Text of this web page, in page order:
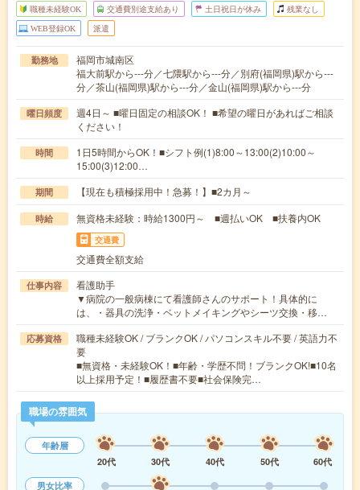
職種未経験OK 交通費別途支給あり 土日祝日が休み 残業なし
WEB登録OK 派遣
勤務地
福岡市城南区
福大前駅から---分／七隈駅から---分／別府(福岡県)駅から---
分／茶山(福岡県)駅から---分／金山(福岡県)駅から---分
曜日頻度
週4日～ ■曜日固定の相談OK！ ■希望の曜日があればご相談
ください！
時間
1日5時間からOK！■シフト例(1)8:00～13:00(2)10:00～
15:00(3)12:00…
期間 【現在も積極採用中！急募！】■2カ月～
時給 無資格未経験：時給1300円～ ■週払いOK ■扶養内OK
交通費
交通費全額支給
仕事内容
看護助手
▼病院の一般病棟にて看護師さんのサポート！具体的に
は、・器具の洗浄・ベットメイキングやシーツ交換・移…
応募資格
職種未経験OK / ブランクOK / パソコンスキル不要 / 英語力不
要
■無資格・未経験OK！■年齢・学歴不問！ブランクOK!■10名
以上採用予定！■履歴書不要■社会保険完…
職場の雰囲気
年齢層
20代
30代 40代 50代
60代
男女比率